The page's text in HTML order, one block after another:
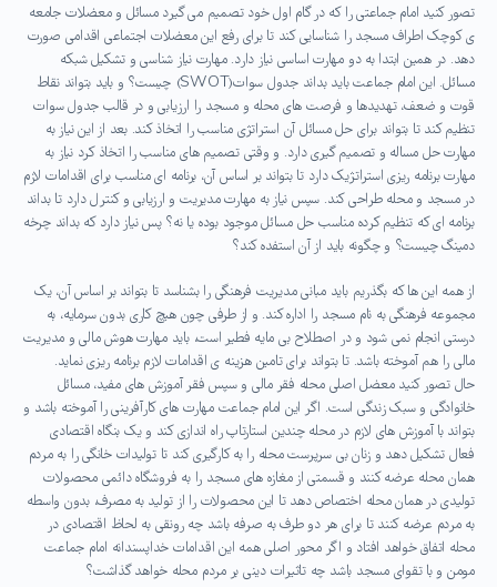
تصور کنید امام جماعتی را که در گام اول خود تصمیم می گیرد مسائل و معضلات جامعه
یکوچک اطراف مسجد را شناسایی کند تا برای رفع این معضلات اجتماعی اقدامی صورت
دهد. در همین ابتدا به دو مهارت اساسی نیاز دارد. مهارت نیاز شناسی و تشکیل شبکه
مسائل. این امام جماعت باید بداند جدول سوات(SWOT
) چیست؟ و باید بتواند نقاط
قوت و ضعف، تهدیدها و فرصت های محله و مسجد را ارزیابی و در قالب جدول سوات
تنظیم کند تا بتواند برای حل مسائل آن استراتژی مناسب را اتخاذ کند. بعد از این نیاز به
مهارت حل مساله و تصمیم گیری دارد. و وقتی تصمیم های مناسب را اتخاذ کرد نیاز به
مهارت برنامه ریزی استراتژیک دارد تا بتواند بر اساس آن، برنامه ای مناسب برای اقدامات لازم
در مسجد و محله طراحی کند. سپس نیاز به مهارت مدیریت و ارزیابی و کنترل دارد تا بداند
برنامه ای که تنظیم کرده مناسب حل مسائل موجود بوده یا نه؟ پس نیاز دارد که بداند چرخه
دمینگ چیست؟ و چگونه باید از آن استفده کند؟
از همه این ها که بگذریم باید مبانی مدیریت فرهنگی را بشناسد تا بتواند بر اساس آن، یک
مجموعه فرهنگی به نام مسجد را اداره کند. و از طرفی چون هیچ کاری بدون سرمایه، به
درستی انجام نمی شود و در اصطلاح بی مایه فطیر است، باید مهارت هوش مالی و مدیریت
مالی را هم آموخته باشد. تا بتواند برای تامین هزینه یاقدامات لازم برنامه ریزی نماید.
حال تصور کنید معضل اصلی محله فقر مالی و سپس فقر آموزش های مفید، مسائل
خانوادگی و سبک زندگی است. اگر این امام جماعت مهارت های کارآفرینی را آموخته باشد و
بتواند با آموزش های لازم در محله چندین استارتاپ راه اندازی کند و یک بنگاه اقتصادی
فعال تشکیل دهد و زنان بی سرپرست محله را به کارگیری کند تا تولیدات خانگی را به مردم
همان محله عرضه کنند و قسمتی از مغازه های مسجد را به فروشگاه دائمی محصولات
تولیدی در همان محله اختصاص دهد تا این محصولات را از تولید به مصرف، بدون واسطه
به مردم عرضه کنند تا برای هر دو طرف به صرفه باشد چه رونقی به لحاظ اقتصادی در
محله اتفاق خواهد افتاد و اگر محور اصلی همه این اقدامات خداپسندانه امام جماعت
مومن و با تقوای مسجد باشد چه تاثیرات دینی بر مردم محله خواهد گذاشت؟